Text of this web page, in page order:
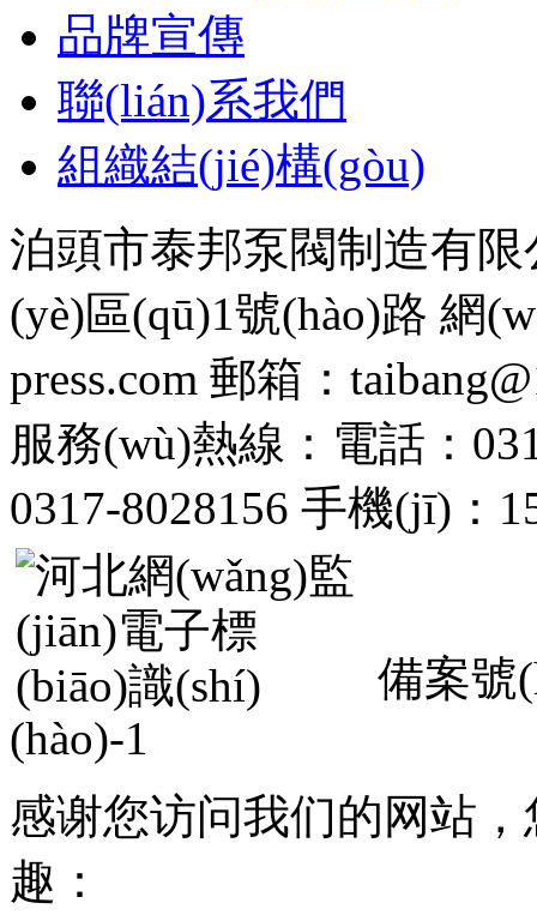
品牌宣傳
聯(lián)系我們
組織結(jié)構(gòu)
泊頭市泰邦泵閥制造有
(yè)區(qū)1號(hào)路 網
press.com 郵箱：
服務(wù)熱線：電話：
0317-8028156 手機(jī)：
備案號
(hào)-1
感谢您访问我们的网站
趣：